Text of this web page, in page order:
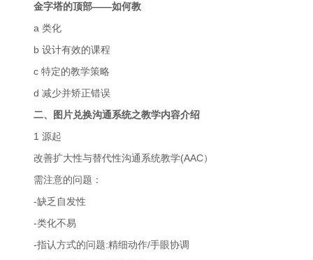
金字塔的顶部——如何教
a 类化
b 设计有效的课程
c 特定的教学策略
d 减少并矫正错误
二、图片兑换沟通系统之教学内容介绍
1 源起
改善扩大性与替代性沟通系统教学(AAC）
需注意的问题：
-缺乏自发性
-类化不易
-指认方式的问题:精细动作/手眼协调